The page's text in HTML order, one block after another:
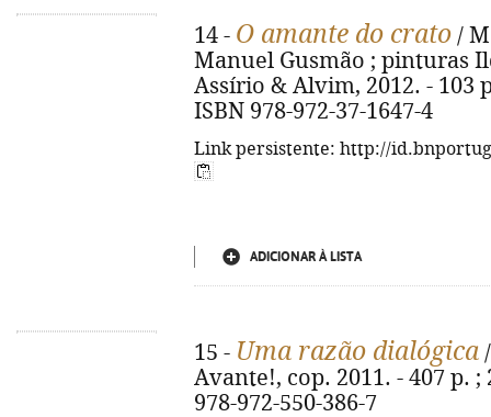
14 - O amante do crato /
Manuel Gusmão ; pinturas
Assírio & Alvim, 2012. - 103
ISBN 978-972-37-1647-4
Link persistente: http://
ADICIONAR À LISTA
15 - Uma razão dialógica
Avante!, cop. 2011. - 407 p.
978-972-550-386-7